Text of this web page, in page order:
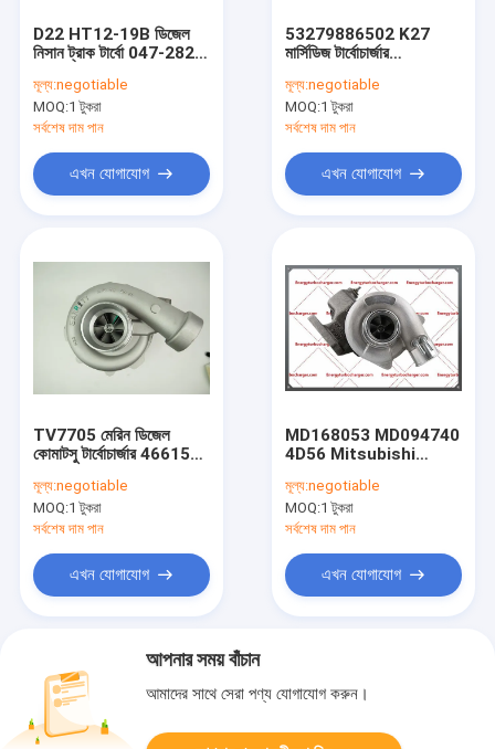
D22 HT12-19B ডিজেল
নিসান ট্রাক টার্বো 047-282
9S001
মূল্য:negotiable
MOQ:1 টুকরা
সর্বশেষ দাম পান
এখন যোগাযোগ
53279886502 K27
মার্সিডিজ টার্বোচার্জার
0040967599
OM442LA-1
মূল্য:negotiable
MOQ:1 টুকরা
সর্বশেষ দাম পান
এখন যোগাযোগ
TV7705 মেরিন ডিজেল
কোমাটসু টার্বোচার্জার 466152-
6152-81-8300
মূল্য:negotiable
MOQ:1 টুকরা
সর্বশেষ দাম পান
এখন যোগাযোগ
MD168053 MD094740
4D56 Mitsubishi
49177-01500
4917701500
মূল্য:negotiable
MOQ:1 টুকরা
সর্বশেষ দাম পান
এখন যোগাযোগ
আপনার সময় বাঁচান
আমাদের সাথে সেরা পণ্য যোগাযোগ করুন।